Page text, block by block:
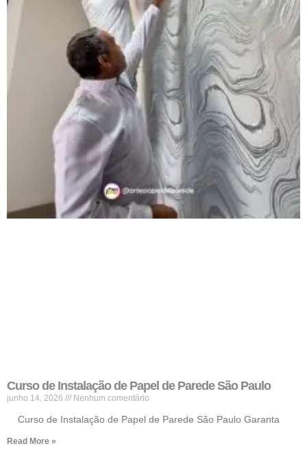
Curso de Instalação de Papel de Parede São Paulo
junho 14, 2026 Nenhum comentário
Curso de Instalação de Papel de Parede São Paulo Garanta
Read More »